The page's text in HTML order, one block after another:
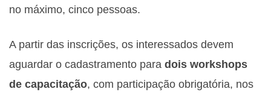
no máximo, cinco pessoas.
A partir das inscrições, os interessados devem
aguardar o cadastramento para dois workshops
de capacitação, com participação obrigatória, nos